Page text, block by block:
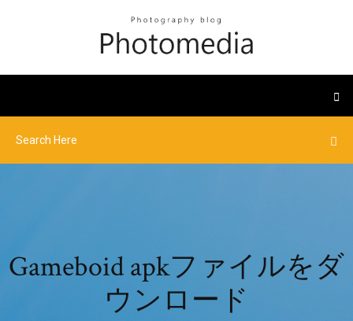
Gameboid apkファイルをダ
ウンロード